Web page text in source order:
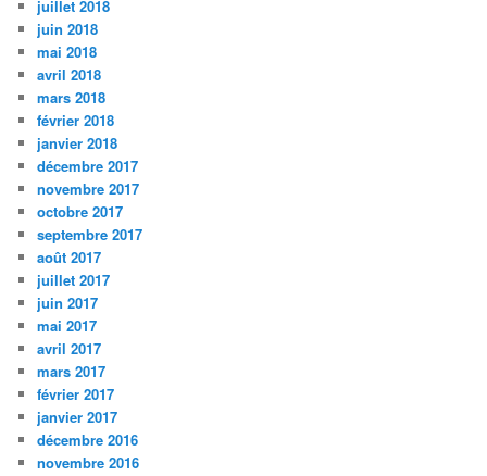
juillet 2018
juin 2018
mai 2018
avril 2018
mars 2018
février 2018
janvier 2018
décembre 2017
novembre 2017
octobre 2017
septembre 2017
août 2017
juillet 2017
juin 2017
mai 2017
avril 2017
mars 2017
février 2017
janvier 2017
décembre 2016
novembre 2016